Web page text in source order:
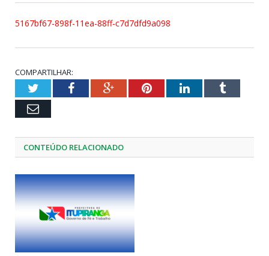
5167bf67-898f-11ea-88ff-c7d7dfd9a098
COMPARTILHAR:
TwitterFacebookGoogle+PinterestLinkedInTumblr
Email
CONTEÚDO RELACIONADO